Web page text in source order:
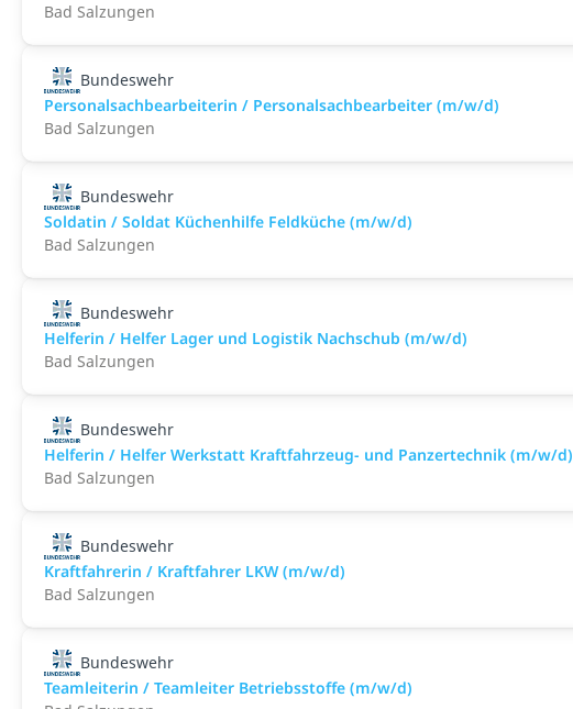
Bad Salzungen
Bundeswehr
Personalsachbearbeiterin / Personalsachbearbeiter (m/w/d)
Bad Salzungen
Bundeswehr
Soldatin / Soldat Küchenhilfe Feldküche (m/w/d)
Bad Salzungen
Bundeswehr
Helferin / Helfer Lager und Logistik Nachschub (m/w/d)
Bad Salzungen
Bundeswehr
Helferin / Helfer Werkstatt Kraftfahrzeug- und Panzertechnik (m/w/d)
Bad Salzungen
Bundeswehr
Kraftfahrerin / Kraftfahrer LKW (m/w/d)
Bad Salzungen
Bundeswehr
Teamleiterin / Teamleiter Betriebsstoffe (m/w/d)